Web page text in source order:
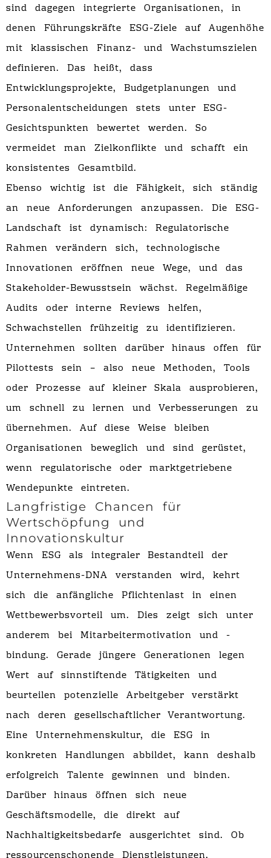
sind dagegen integrierte Organisationen, in
denen Führungskräfte ESG-Ziele auf Augenhöhe
mit klassischen Finanz- und Wachstumszielen
definieren. Das heißt, dass
Entwicklungsprojekte, Budgetplanungen und
Personalentscheidungen stets unter ESG-
Gesichtspunkten bewertet werden. So
vermeidet man Zielkonflikte und schafft ein
konsistentes Gesamtbild.
Ebenso wichtig ist die Fähigkeit, sich ständig
an neue Anforderungen anzupassen. Die ESG-
Landschaft ist dynamisch: Regulatorische
Rahmen verändern sich, technologische
Innovationen eröffnen neue Wege, und das
Stakeholder-Bewusstsein wächst. Regelmäßige
Audits oder interne Reviews helfen,
Schwachstellen frühzeitig zu identifizieren.
Unternehmen sollten darüber hinaus offen für
Pilottests sein – also neue Methoden, Tools
oder Prozesse auf kleiner Skala ausprobieren,
um schnell zu lernen und Verbesserungen zu
übernehmen. Auf diese Weise bleiben
Organisationen beweglich und sind gerüstet,
wenn regulatorische oder marktgetriebene
Wendepunkte eintreten.
Langfristige Chancen für
Wertschöpfung und
Innovationskultur
Wenn ESG als integraler Bestandteil der
Unternehmens-DNA verstanden wird, kehrt
sich die anfängliche Pflichtenlast in einen
Wettbewerbsvorteil um. Dies zeigt sich unter
anderem bei Mitarbeitermotivation und -
bindung. Gerade jüngere Generationen legen
Wert auf sinnstiftende Tätigkeiten und
beurteilen potenzielle Arbeitgeber verstärkt
nach deren gesellschaftlicher Verantwortung.
Eine Unternehmenskultur, die ESG in
konkreten Handlungen abbildet, kann deshalb
erfolgreich Talente gewinnen und binden.
Darüber hinaus öffnen sich neue
Geschäftsmodelle, die direkt auf
Nachhaltigkeitsbedarfe ausgerichtet sind. Ob